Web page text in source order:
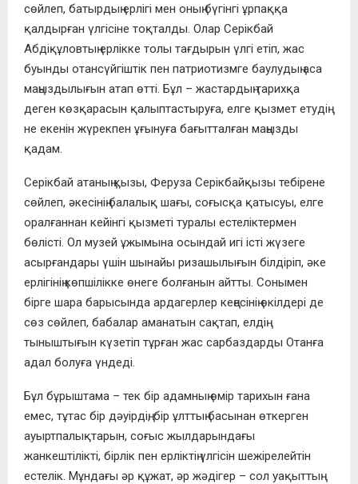
сөйлеп, батырдың ерлігі мен оның бүгінгі ұрпаққа
қалдырған үлгісіне тоқталды. Олар Серікбай
Абдіқұловтың ерлікке толы тағдырын үлгі етіп, жас
буынды отансүйгіштік пен патриотизмге баулудың аса
маңыздылығын атап өтті. Бұл – жастардың тарихқа
деген көзқарасын қалыптастыруға, елге қызмет етудің
не екенін жүрекпен ұғынуға бағытталған маңызды
қадам.
Серікбай атаның қызы, Феруза Серікбайқызы тебірене
сөйлеп, әкесінің балалық шағы, соғысқа қатысуы, елге
оралғаннан кейінгі қызметі туралы естеліктермен
бөлісті. Ол музей ұжымына осындай игі істі жүзеге
асырғандары үшін шынайы ризашылығын білдіріп, әке
ерлігінің көпшілікке өнеге болғанын айтты. Сонымен
бірге шара барысында ардагерлер кеңесінің өкілдері де
сөз сөйлеп, бабалар аманатын сақтап, елдің
тыныштығын күзетіп тұрған жас сарбаздарды Отанға
адал болуға үндеді.
Бұл бұрыштама – тек бір адамның өмір тарихын ғана
емес, тұтас бір дәуірдің, бір ұлттың басынан өткерген
ауыртпалықтарын, соғыс жылдарындағы
жанкештілікті, бірлік пен ерліктің үлгісін шежірелейтін
естелік. Мұндағы әр құжат, әр жәдігер – сол уақыттың